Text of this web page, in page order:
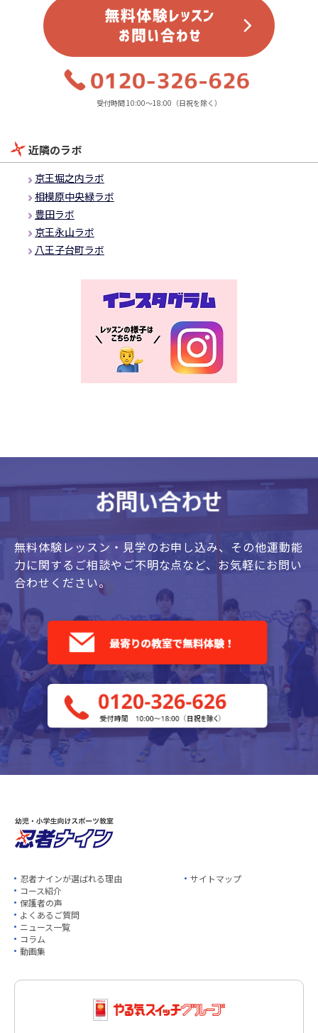
受付時間 10:00～18:00（日祝を除く）
近隣のラボ
京王堀之内ラボ
相模原中央緑ラボ
豊田ラボ
京王永山ラボ
八王子台町ラボ
無料体験レッスン・見学のお申し込み、 その他運動能
力に関するご相談やご不明な点など、 お気軽にお問い
合わせください。
忍者ナインが選ばれる理由
コース紹介
保護者の声
よくあるご質問
ニュース一覧
コラム
動画集
サイトマップ